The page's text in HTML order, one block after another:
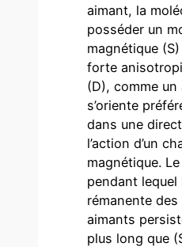
aimant, la
posséder un
magnétique (S)
forte
(D), comme un
s’oriente
dans une
l’action d’un
magnétique.
pendant lequel
rémanente
aimants
plus long que